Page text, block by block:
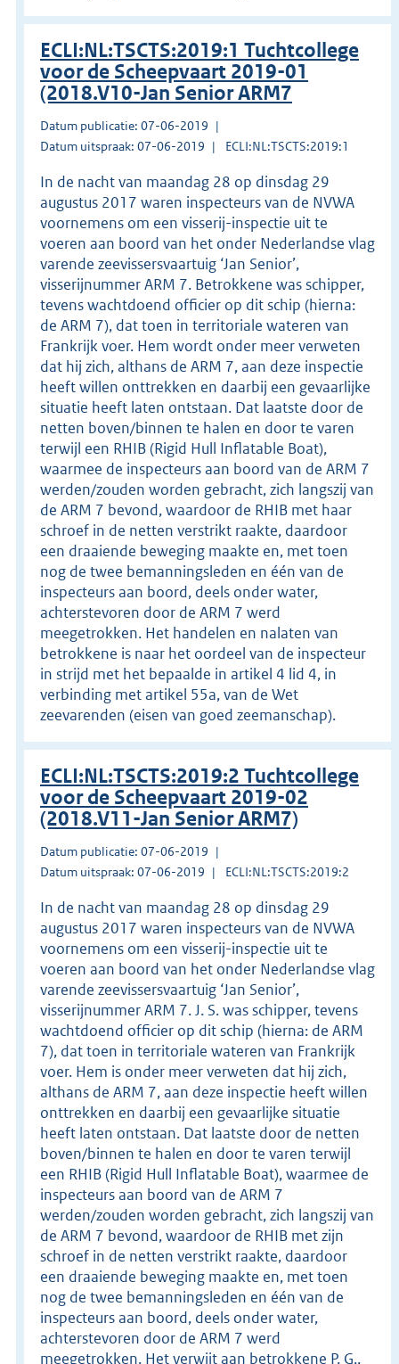
ECLI:NL:TSCTS:2019:1 Tuchtcollege
voor de Scheepvaart 2019-01
(2018.V10-Jan Senior ARM7
Datum publicatie: 07-06-2019
Datum uitspraak: 07-06-2019
ECLI:NL:TSCTS:2019:1
In de nacht van maandag 28 op dinsdag 29
augustus 2017 waren inspecteurs van de NVWA
voornemens om een visserij-inspectie uit te
voeren aan boord van het onder Nederlandse vlag
varende zeevissersvaartuig ‘Jan Senior’,
visserijnummer ARM 7. Betrokkene was schipper,
tevens wachtdoend officier op dit schip (hierna:
de ARM 7), dat toen in territoriale wateren van
Frankrijk voer. Hem wordt onder meer verweten
dat hij zich, althans de ARM 7, aan deze inspectie
heeft willen onttrekken en daarbij een gevaarlijke
situatie heeft laten ontstaan. Dat laatste door de
netten boven/binnen te halen en door te varen
terwijl een RHIB (Rigid Hull Inflatable Boat),
waarmee de inspecteurs aan boord van de ARM 7
werden/zouden worden gebracht, zich langszij van
de ARM 7 bevond, waardoor de RHIB met haar
schroef in de netten verstrikt raakte, daardoor
een draaiende beweging maakte en, met toen
nog de twee bemanningsleden en één van de
inspecteurs aan boord, deels onder water,
achterstevoren door de ARM 7 werd
meegetrokken. Het handelen en nalaten van
betrokkene is naar het oordeel van de inspecteur
in strijd met het bepaalde in artikel 4 lid 4, in
verbinding met artikel 55a, van de Wet
zeevarenden (eisen van goed zeemanschap).
ECLI:NL:TSCTS:2019:2 Tuchtcollege
voor de Scheepvaart 2019-02
(2018.V11-Jan Senior ARM7)
Datum publicatie: 07-06-2019
Datum uitspraak: 07-06-2019
ECLI:NL:TSCTS:2019:2
In de nacht van maandag 28 op dinsdag 29
augustus 2017 waren inspecteurs van de NVWA
voornemens om een visserij-inspectie uit te
voeren aan boord van het onder Nederlandse vlag
varende zeevissersvaartuig ‘Jan Senior’,
visserijnummer ARM 7. J. S. was schipper, tevens
wachtdoend officier op dit schip (hierna: de ARM
7), dat toen in territoriale wateren van Frankrijk
voer. Hem is onder meer verweten dat hij zich,
althans de ARM 7, aan deze inspectie heeft willen
onttrekken en daarbij een gevaarlijke situatie
heeft laten ontstaan. Dat laatste door de netten
boven/binnen te halen en door te varen terwijl
een RHIB (Rigid Hull Inflatable Boat), waarmee de
inspecteurs aan boord van de ARM 7
werden/zouden worden gebracht, zich langszij van
de ARM 7 bevond, waardoor de RHIB met zijn
schroef in de netten verstrikt raakte, daardoor
een draaiende beweging maakte en, met toen
nog de twee bemanningsleden en één van de
inspecteurs aan boord, deels onder water,
achterstevoren door de ARM 7 werd
meegetrokken. Het verwijt aan betrokkene P. G.,